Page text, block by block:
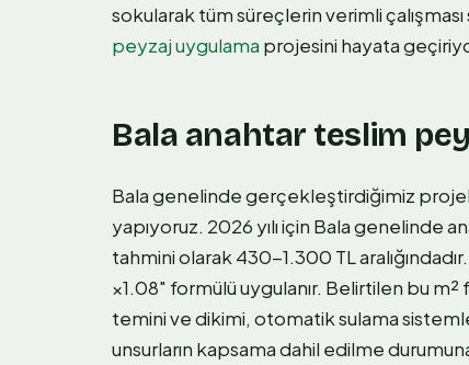
sokularak tüm süreçlerin verimli
peyzaj uygulama projesini hayata
Bala anahtar teslim
Bala genelinde gerçekleştirdiğimiz
yapıyoruz. 2026 yılı için Bala genelinde
tahmini olarak 430-1.300 TL
×1.08" formülü uygulanır. Belirtilen bu m²
temini ve dikimi, otomatik sulama
unsurların kapsama dahil edilme